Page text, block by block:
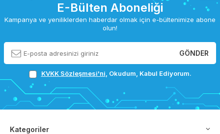
E-Bülten Aboneliği
Kampanya ve yeniliklerden haberdar olmak için e-bültenimize abone
olun!
GÖNDER
KVKK Sözleşmesi'ni , Okudum, Kabul Ediyorum.
Kategoriler